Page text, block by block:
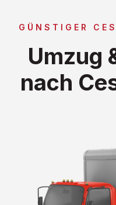
GÜNSTIGER
Umzug
nach